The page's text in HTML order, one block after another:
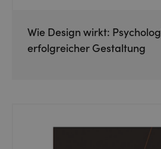
Wie Design wirkt:
erfolgreicher Gestaltung